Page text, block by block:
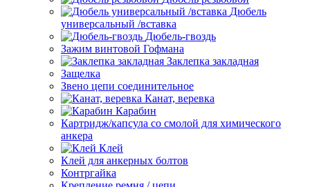
Дюбель
универсальный /вставка
Дюбель-гвоздь
Зажим винтовой Гофмана
Заклепка закладная
Защелка
Звено цепи соединительное
Канат, веревка
Карабин
Картридж/капсула со смолой для химического
анкера
Клей
Клей для анкерных болтов
Контргайка